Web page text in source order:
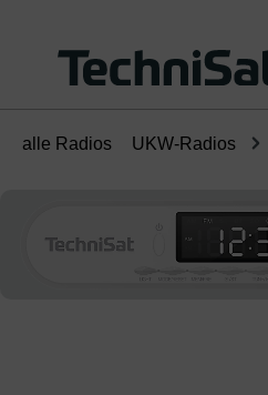
alle Radios UKW-Radios